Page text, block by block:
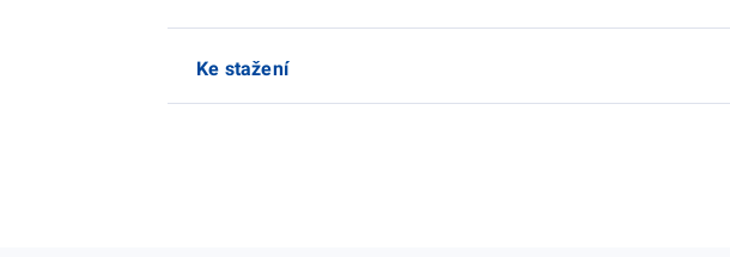
Ke stažení